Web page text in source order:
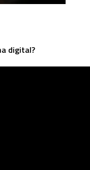
digital?